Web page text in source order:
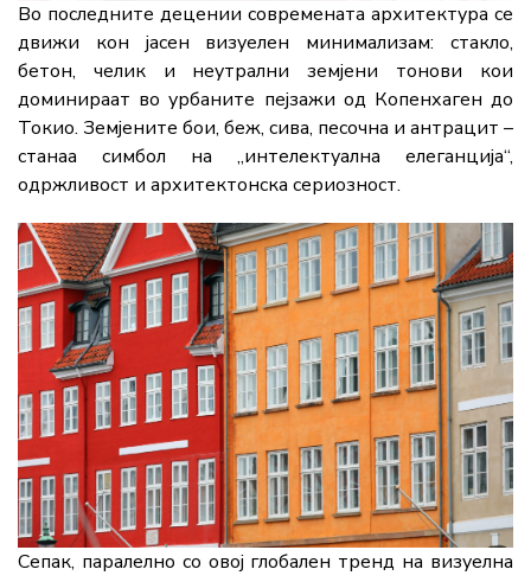
Во последните децении современата архитектура се
движи кон јасен визуелен минимализам: стакло,
бетон, челик и неутрални земјени тонови кои
доминираат во урбаните пејзажи од Копенхаген до
Токио. Земјените бои, беж, сива, песочна и антрацит –
станаа симбол на „интелектуална елеганција“,
одржливост и архитектонска сериозност.
Сепак, паралелно со овој глобален тренд на визуелна